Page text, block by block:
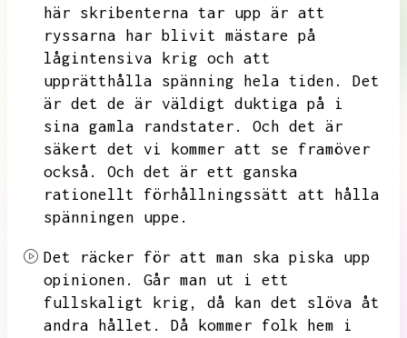
här skribenterna tar upp är att
ryssarna har blivit mästare på
lågintensiva krig och att
upprätthålla spänning hela tiden.
Det
är det de är väldigt duktiga på i
sina gamla randstater.
Och det är
säkert det vi kommer att se framöver
också.
Och det är ett ganska
rationellt förhållningssätt att hålla
spänningen uppe.
Det räcker för att man ska piska upp
opinionen.
Går man ut i ett
fullskaligt krig,
då kan det slöva åt
andra hållet.
Då kommer folk hem i